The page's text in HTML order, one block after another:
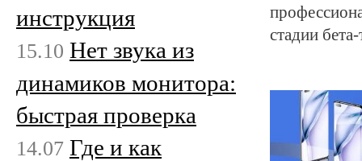
стадии
инструкция
15.10 Нет звука из
динамиков монитора:
быстрая проверка
14.07 Где и как